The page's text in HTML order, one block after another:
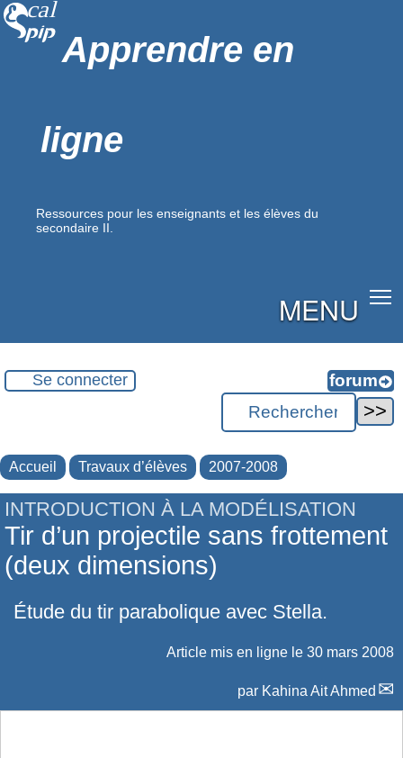
Apprendre en
ligne
Ressources pour les enseignants et les élèves du
secondaire II.
MENU
Se connecter
Accueil Travaux d’élèves 2007-2008
INTRODUCTION À LA MODÉLISATION
Tir d’un projectile sans frottement
(deux dimensions)
Étude du tir parabolique avec Stella.
Article mis en ligne le 30 mars 2008
par Kahina Ait Ahmed